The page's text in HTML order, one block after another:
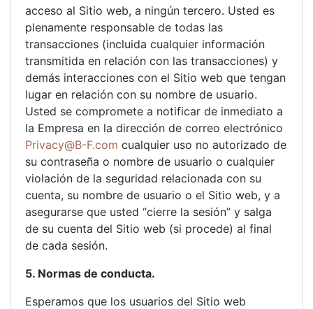
acceso al Sitio web, a ningún tercero. Usted es
plenamente responsable de todas las
transacciones (incluida cualquier información
transmitida en relación con las transacciones) y
demás interacciones con el Sitio web que tengan
lugar en relación con su nombre de usuario.
Usted se compromete a notificar de inmediato a
la Empresa en la dirección de correo electrónico
Privacy@B-F.com cualquier uso no autorizado de
su contraseña o nombre de usuario o cualquier
violación de la seguridad relacionada con su
cuenta, su nombre de usuario o el Sitio web, y a
asegurarse que usted “cierre la sesión” y salga
de su cuenta del Sitio web (si procede) al final
de cada sesión.
5. Normas de conducta.
Esperamos que los usuarios del Sitio web